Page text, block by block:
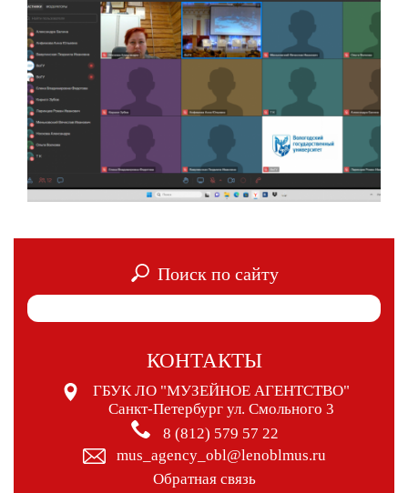
Поиск по сайту
КОНТАКТЫ
ГБУК ЛО "МУЗЕЙНОЕ АГЕНТСТВО"
Санкт-Петербург ул. Смольного 3
8 (812) 579 57 22
mus_agency_obl@lenoblmus.ru
Обратная связь